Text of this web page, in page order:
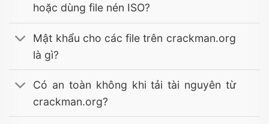
hoặc dùng file nén ISO?
Mật khẩu cho các file trên crackman.org
là gì?
Có an toàn không khi tải tài nguyên từ
crackman.org?